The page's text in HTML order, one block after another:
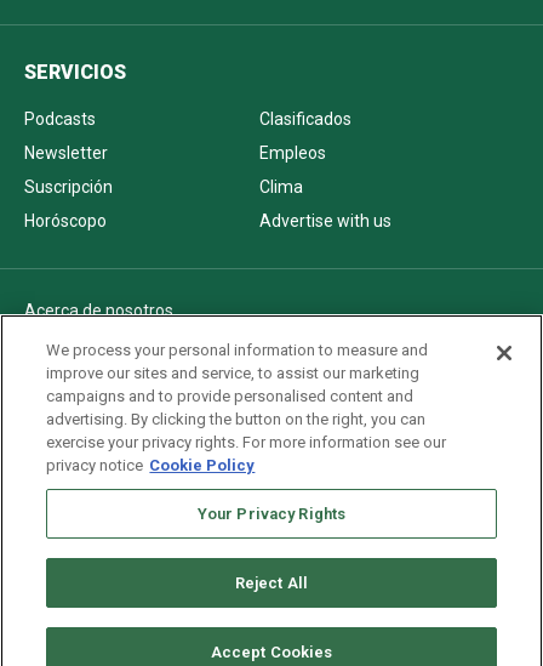
SERVICIOS
Podcasts
Clasificados
Newsletter
Empleos
Suscripción
Clima
Horóscopo
Advertise with us
Acerca de nosotros
Politica de privacidad
Pautas Editoriales
AdChoices
Advertise with us
Newsletters
We process your personal information to measure and
improve our sites and service, to assist our marketing
campaigns and to provide personalised content and
advertising. By clicking the button on the right, you can
exercise your privacy rights. For more information see our
privacy notice Cookie Policy
Your Privacy Rights
Reject All
Accept Cookies